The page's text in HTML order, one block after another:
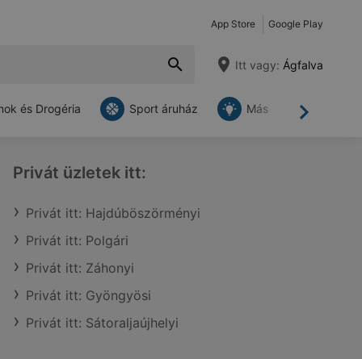
App Store Google Play
Itt vagy: Ágfalva
Tovább
és Drogéria Sport áruház Más
Privát üzletek itt:
Privát itt: Hajdúböszörményi
Privát itt: Polgári
Privát itt: Záhonyi
Privát itt: Gyöngyösi
Privát itt: Sátoraljaújhelyi